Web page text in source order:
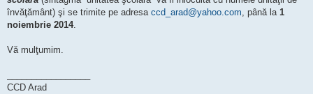
învăţământ) şi se trimite pe adresa ccd_arad@yahoo.com, până la 1
noiembrie 2014.
Vă mulţumim.
CCD Arad